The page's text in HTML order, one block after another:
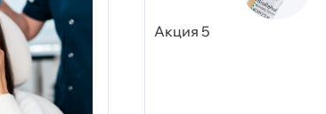
Акция 5